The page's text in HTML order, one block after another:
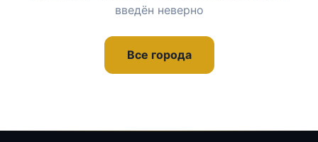
введён неверно
Все города